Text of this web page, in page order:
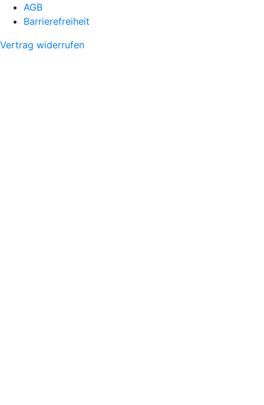
AGB
Barrierefreiheit
Vertrag widerrufen